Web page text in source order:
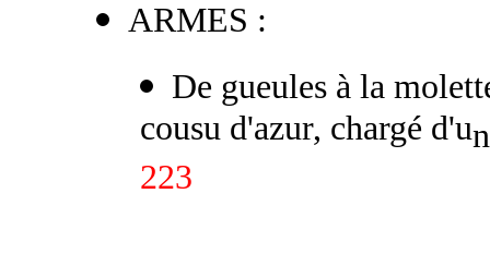
ARMES :
De gueules à la
cousu d'azur, chargé d'u
223